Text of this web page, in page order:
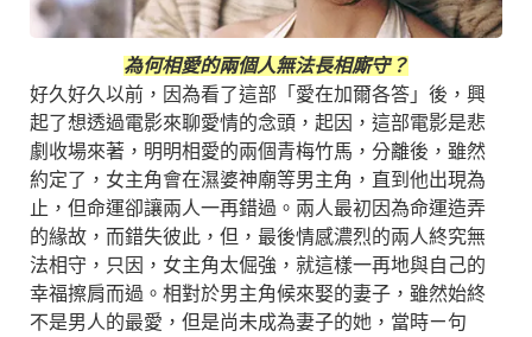
為何相愛的兩個人無法長相廝守？
好久好久以前，因為看了這部「愛在加爾各答」後，興
起了想透過電影來聊愛情的念頭，起因，這部電影是悲
劇收場來著，明明相愛的兩個青梅竹馬，分離後，雖然
約定了，女主角會在濕婆神廟等男主角，直到他出現為
止，但命運卻讓兩人一再錯過。兩人最初因為命運造弄
的緣故，而錯失彼此，但，最後情感濃烈的兩人終究無
法相守，只因，女主角太倔強，就這樣一再地與自己的
幸福擦肩而過。相對於男主角候來娶的妻子，雖然始終
不是男人的最愛，但是尚未成為妻子的她，當時ㄧ句